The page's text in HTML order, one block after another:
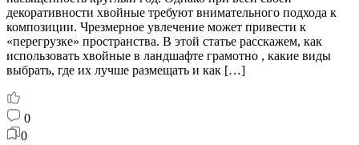
декоративности хвойные требуют внимательного подхода к
композиции. Чрезмерное увлечение может привести к
«перегрузке» пространства. В этой статье расскажем, как
использовать хвойные в ландшафте грамотно , какие виды
выбрать, где их лучше размещать и как […]
0
0